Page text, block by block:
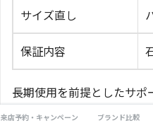
サイズ直し
保証内容
長期使用を前提としたサポ
来店予約・キャンペーン ブランド比較